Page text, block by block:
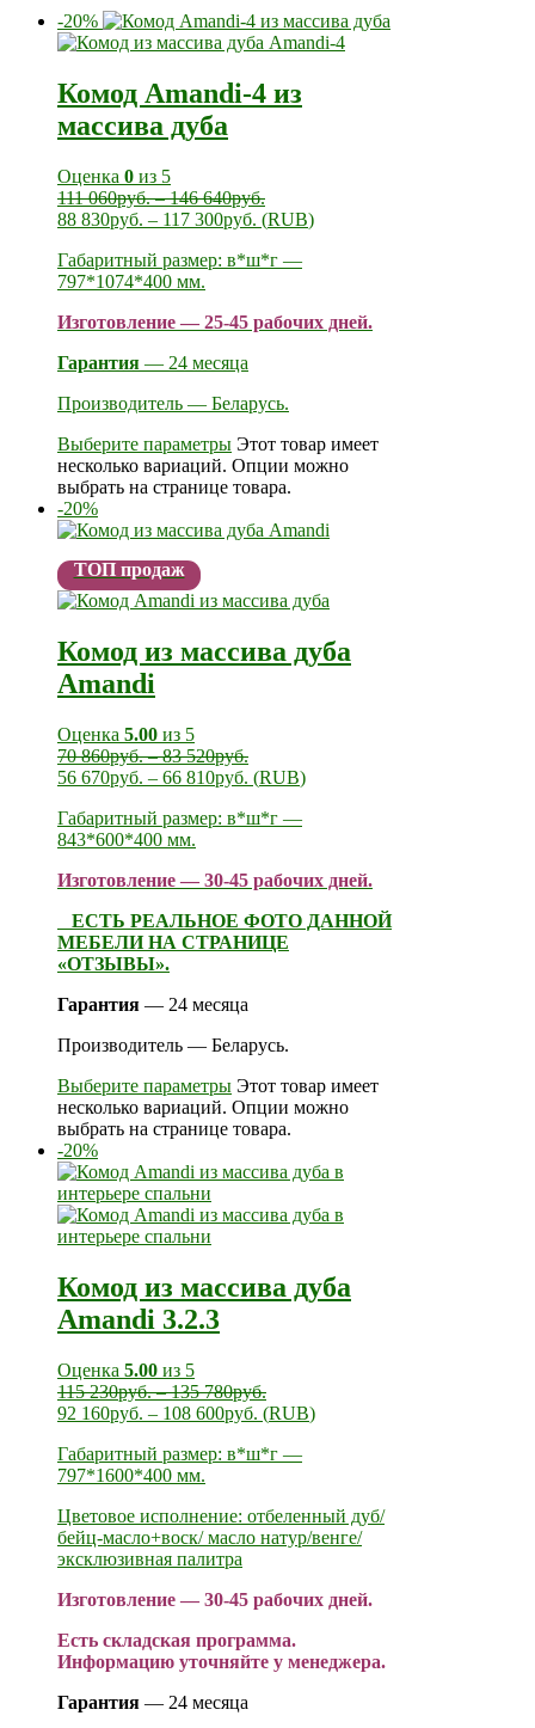
-20%
Комод Amandi-4 из
массива дуба
Оценка 0 из 5
111 060руб.–146 640руб.
88 830руб. – 117 300руб. (RUB)
Габаритный размер: в*ш*г —
797*1074*400 мм.
Изготовление — 25-45 рабочих дней.
Гарантия — 24 месяца
Производитель — Беларусь.
Выберите параметры Этот товар имеет
несколько вариаций. Опции можно
выбрать на странице товара.
-20%
ТОП продаж
Комод из массива дуба
Amandi
Оценка 5.00 из 5
70 860руб.–83 520руб.
56 670руб. – 66 810руб. (RUB)
Габаритный размер: в*ш*г —
843*600*400 мм.
Изготовление — 30-45 рабочих дней.
ЕСТЬ РЕАЛЬНОЕ ФОТО ДАННОЙ
МЕБЕЛИ НА СТРАНИЦЕ
«ОТЗЫВЫ».
Гарантия — 24 месяца
Производитель — Беларусь.
Выберите параметры Этот товар имеет
несколько вариаций. Опции можно
выбрать на странице товара.
-20%
Комод из массива дуба
Amandi 3.2.3
Оценка 5.00 из 5
115 230руб.–135 780руб.
92 160руб. – 108 600руб. (RUB)
Габаритный размер: в*ш*г —
797*1600*400 мм.
Цветовое исполнение: отбеленный дуб/
бейц-масло+воск/ масло натур/венге/
эксклюзивная палитра
Изготовление — 30-45 рабочих дней.
Есть складская программа.
Информацию уточняйте у менеджера.
Гарантия — 24 месяца